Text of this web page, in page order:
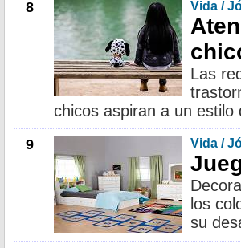
8 Vida /
Las
chicos aspiran a un
9 Vida /
los
su